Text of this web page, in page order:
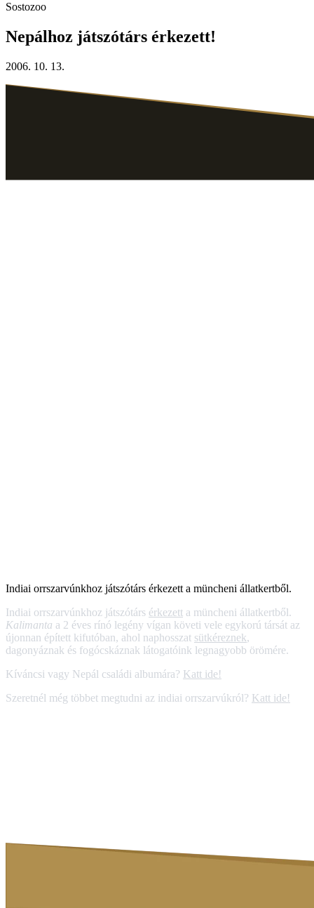
Sostozoo
Nepálhoz játszótárs érkezett!
2006. 10. 13.
Indiai orrszarvúnkhoz játszótárs érkezett a müncheni állatkertből.
Indiai orrszarvúnkhoz játszótárs érkezett a müncheni állatkertből.
Kalimanta a 2 éves rínó legény vígan követi vele egykorú társát az
újonnan épített kifutóban, ahol naphosszat sütkéreznek,
dagonyáznak és fogócskáznak látogatóink legnagyobb örömére.
Kíváncsi vagy Nepál családi albumára? Katt ide!
Szeretnél még többet megtudni az indiai orrszarvúkról? Katt ide!